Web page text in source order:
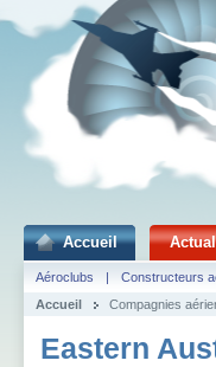
Accueil
Aéroclubs | Constructeurs
Accueil
Compagnies
Eastern